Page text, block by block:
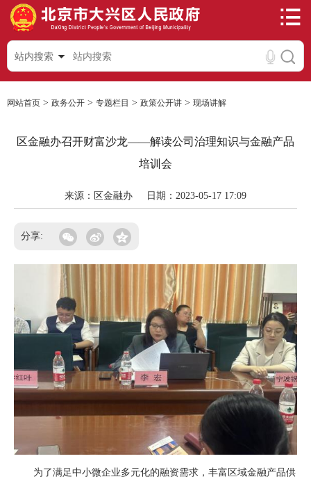
站内搜索
网站首页 > 政务公开 > 专题栏目 > 政策公开讲 > 现场讲解
区金融办召开财富沙龙——解读公司治理知识与金融产品
培训会
来源：区金融办 日期：2023-05-17 17:09
分享:
为了满足中小微企业多元化的融资需求，丰富区域金融产品供